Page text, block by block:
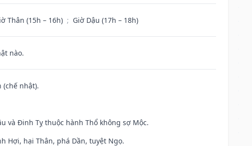
Thân (15h – 16h) ; Giờ Dậu (17h – 18h)
nào.
(chế nhật).
và Đinh Tỵ thuộc hành Thổ không sợ Mộc.
Hợi, hại Thân, phá Dần, tuyệt Ngọ.